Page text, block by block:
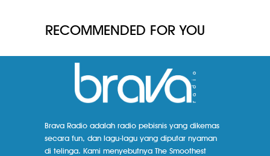
RECOMMENDED FOR YOU
Brava Radio adalah radio pebisnis yang dikemas
secara fun, dan lagu-lagu yang diputar nyaman
di telinga. Kami menyebutnya The Smoothest